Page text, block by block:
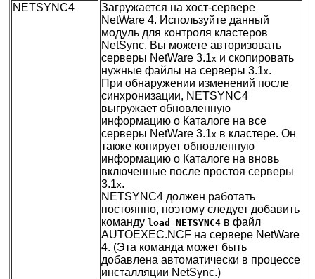
NETSYNC4
Загружается на хост-сервере
NetWare 4. Используйте данный
модуль для контроля кластеров
NetSync. Вы можете авторизовать
серверы NetWare 3.1x и скопировать
нужные файлы на серверы 3.1x.
При обнаружении изменений после
синхронизации, NETSYNC4
выгружает обновленную
информацию о Каталоге на все
серверы NetWare 3.1x в кластере. Он
также копирует обновленную
информацию о Каталоге на вновь
включенные после простоя серверы
3.1x.
NETSYNC4 должен работать
постоянно, поэтому следует добавить
команду load NETSYNC4 в файл
AUTOEXEC.NCF на сервере NetWare
4. (Эта команда может быть
добавлена автоматически в процессе
инсталляции NetSync.)